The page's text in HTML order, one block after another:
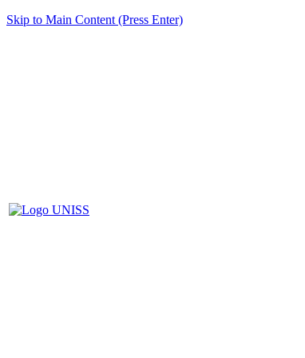
Skip to Main Content (Press Enter)